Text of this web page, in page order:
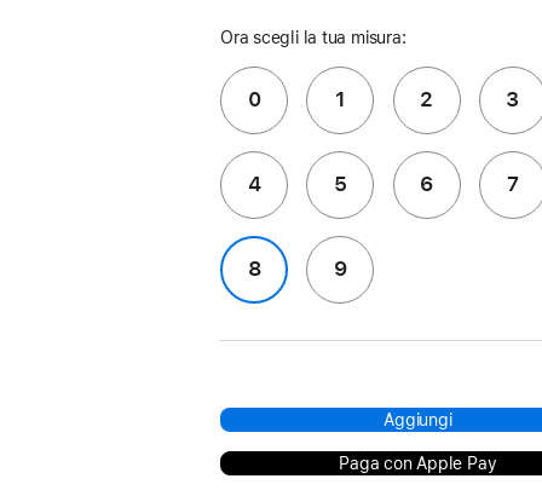
Ora scegli la tua misura:
0 1 2 3
4 5 6 7
8 9
Aggiungi
Paga con Apple Pay